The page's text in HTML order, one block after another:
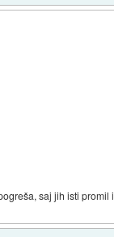
saj jih isti